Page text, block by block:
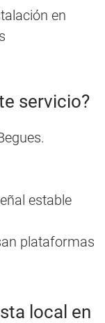
en
servicio?
estable
plataformas
local en